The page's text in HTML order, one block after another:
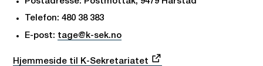
Telefon: 480 38 383
E-post: tage@k-sek.no
Hjemmeside til K-Sekretariatet